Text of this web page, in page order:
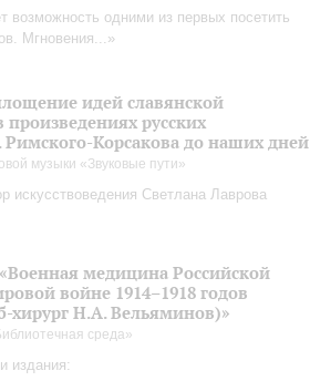
возможность одними из первых посетить
Мгновения...»
идей славянской
русских
Корсакова до наших дней
музыки «Звуковые пути»
искусствоведения Светлана Лаврова
медицина Российской
войне 1914–1918 годов
хирург Н.А. Вельяминов)»
среда»
издания: